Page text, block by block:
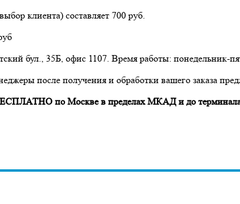
клиента) составляет 700 руб.
бул., 35Б, офис 1107. Время работы: понедельник-
после получения и обработки вашего заказа
по Москве в пределах МКАД и до